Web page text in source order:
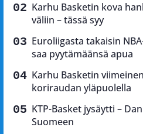
Karhu Basketin kova
väliin – tässä syy
Euroliigasta takaisin
saa pyytämäänsä apua
Karhu Basketin
koriraudan yläpuolella
KTP-Basket jysäytti –
Suomeen